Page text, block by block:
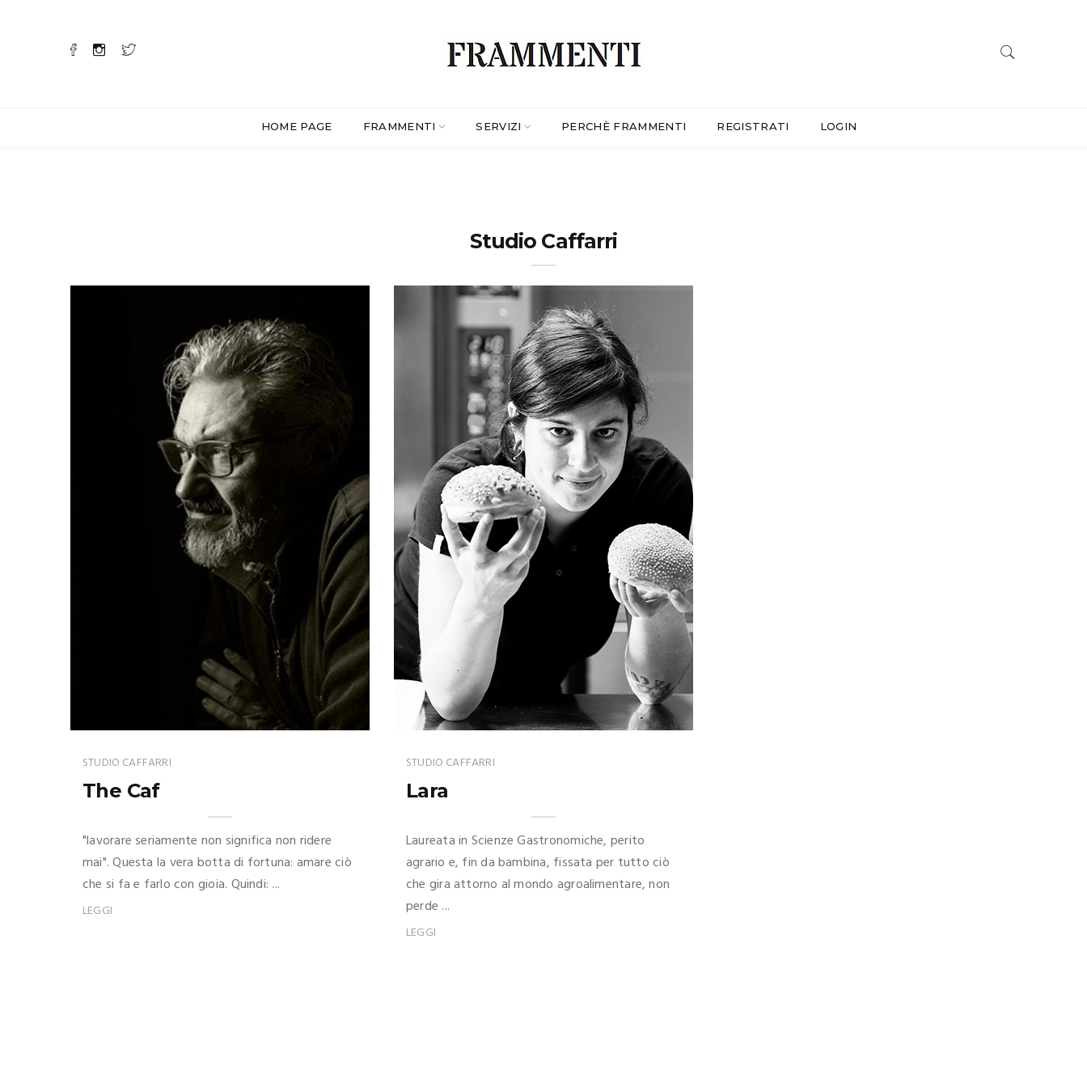
HOME PAGE FRAMMENTI SERVIZI PERCHÈ FRAMMENTI REGISTRATI LOGIN
Studio Caffarri
STUDIO CAFFARRI
The Caf
"lavorare seriamente non significa non ridere
mai". Questa la vera botta di fortuna: amare ciò
che si fa e farlo con gioia. Quindi: ...
LEGGI
STUDIO CAFFARRI
Lara
Laureata in Scienze Gastronomiche, perito
agrario e, fin da bambina, fissata per tutto ciò
che gira attorno al mondo agroalimentare, non
perde ...
LEGGI